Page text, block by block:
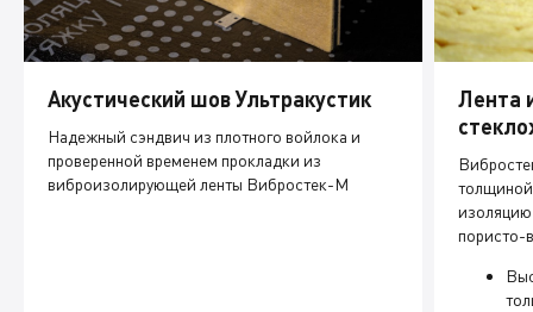
Акустический шов Ультракустик
Надежный сэндвич из плотного войлока и
проверенной временем прокладки из
виброизолирующей ленты Вибростек-М
Лента
толщиной
изоляцию
пористо-